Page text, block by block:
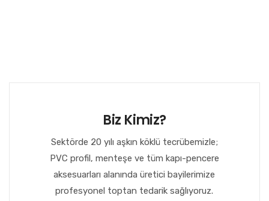
Biz Kimiz?
Sektörde 20 yılı aşkın köklü tecrübemizle;
PVC profil, menteşe ve tüm kapı-pencere
aksesuarları alanında üretici bayilerimize
profesyonel toptan tedarik sağlıyoruz.